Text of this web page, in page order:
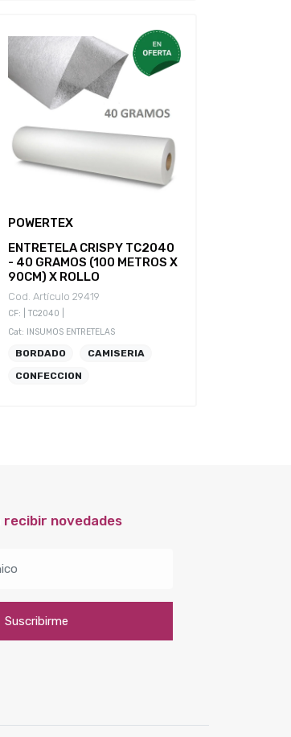
POWERTEX
ENTRETELA CRISPY TC2040
- 40 GRAMOS (100 METROS X
90CM) X ROLLO
Cod. Artículo 29419
CF: | TC2040 |
Cat: INSUMOS ENTRETELAS
BORDADO
CAMISERIA
CONFECCION
novedades